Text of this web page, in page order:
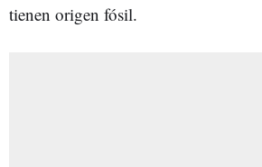
tienen origen fósil.